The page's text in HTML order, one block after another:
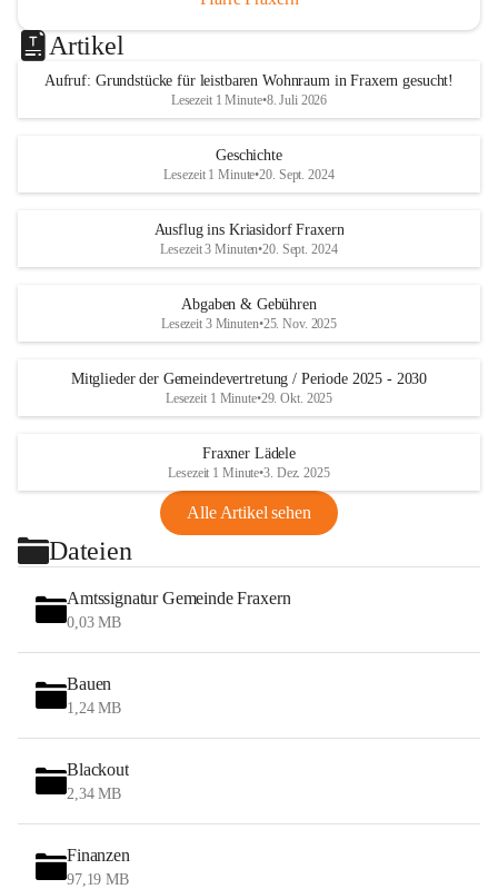
Artikel
Aufruf: Grundstücke für leistbaren Wohnraum in Fraxern gesucht!
Lesezeit 1 Minute•8. Juli 2026
Geschichte
Lesezeit 1 Minute•20. Sept. 2024
Ausflug ins Kriasidorf Fraxern
Lesezeit 3 Minuten•20. Sept. 2024
Abgaben & Gebühren
Lesezeit 3 Minuten•25. Nov. 2025
Mitglieder der Gemeindevertretung / Periode 2025 - 2030
Lesezeit 1 Minute•29. Okt. 2025
Fraxner Lädele
Lesezeit 1 Minute•3. Dez. 2025
Alle Artikel sehen
Dateien
Amtssignatur Gemeinde Fraxern
0,03 MB
Bauen
1,24 MB
Blackout
2,34 MB
Finanzen
97,19 MB